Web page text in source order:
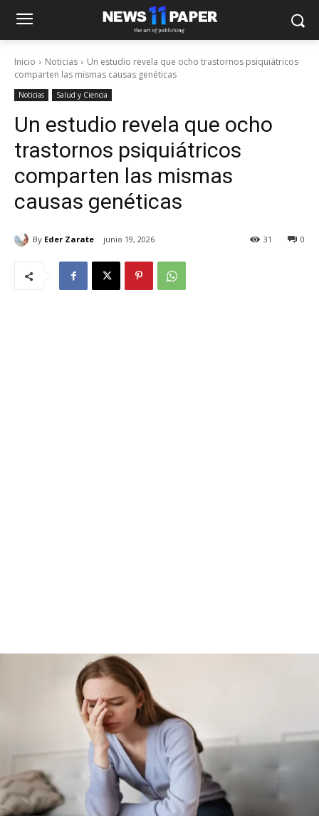
Inicio Noticias
Un estudio revela que ocho trastornos psiquiátricos
comparten las mismas causas genéticas
Noticias Salud y Ciencia
Un estudio revela que ocho
trastornos psiquiátricos
comparten las mismas
causas genéticas
By Eder Zarate junio 19, 2026 0
31